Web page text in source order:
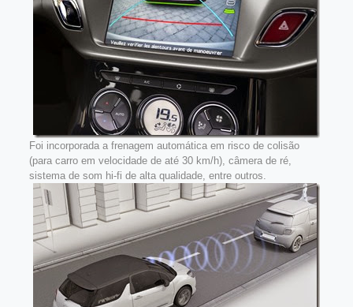
Foi incorporada a frenagem automática em risco de colisão
(para carro em velocidade de até 30 km/h), câmera de ré,
sistema de som hi-fi de alta qualidade, entre outros.